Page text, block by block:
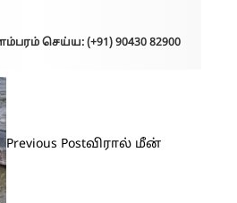
செய்ய: (+91) 90430 82900
Previous Postவிரால் மீன்